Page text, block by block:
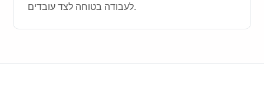
לעבודה בטוחה לצד עובדים.